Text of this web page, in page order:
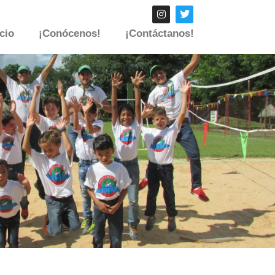
¡Conócenos! ¡Contáctanos!